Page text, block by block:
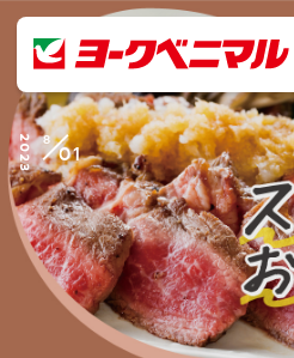
2023 8
01